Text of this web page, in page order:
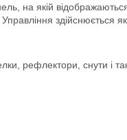
на якій
здійснюється
рефлектори, снути і так